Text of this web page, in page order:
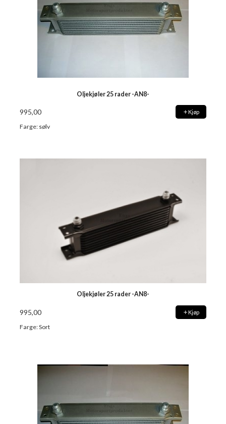
Oljekjøler 25 rader -AN8-
995,00 Kjøp
Farge: sølv
Oljekjøler 25 rader -AN8-
995,00 Kjøp
Farge: Sort